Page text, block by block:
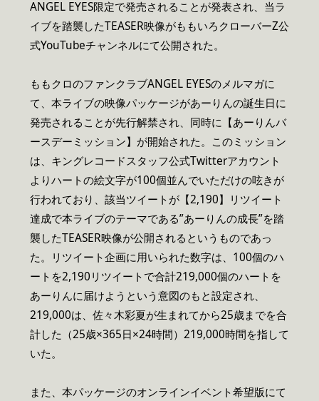
ANGEL EYES限定で発売されることが発表され、当ラ
イブを踏襲したTEASER映像がももいろクローバーZ公
式YouTubeチャンネルにて公開された。
ももクロのファンクラブANGEL EYESのメルマガに
て、本ライブの映像パッケージがあーりんの誕生日に
発売されることが先行解禁され、同時に【あーりんバ
ースデーミッション】が開始された。このミッション
は、キングレコードスタッフ公式Twitterアカウント
よりハートの絵文字が100個並んでいただけの呟きが
行われており、該当ツイートが【2,190】リツイート
達成で本ライブのテーマである”あーりんの成長”を踏
襲したTEASER映像が公開されるというものであっ
た。リツイート企画に用いられた数字は、100個のハ
ートを2,190リツイートで合計219,000個のハートを
あーりんに届けようという意図のもと設定され、
219,000は、佐々木彩夏が生まれてから25歳までを合
計した（25歳×365日×24時間）219,000時間を指して
いた。
また、本パッケージのオンラインイベント希望版にて